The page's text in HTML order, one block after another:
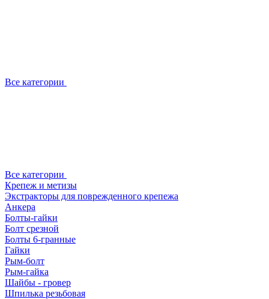
Все категории
Все категории
Крепеж и метизы
Экстракторы для поврежденного крепежа
Анкера
Болты-гайки
Болт срезной
Болты 6-гранные
Гайки
Рым-болт
Рым-гайка
Шайбы - гровер
Шпилька резьбовая